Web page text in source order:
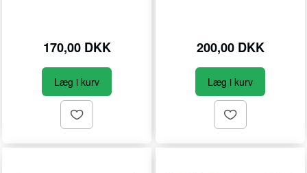
170,00 DKK
Læg i kurv
200,00 DKK
Læg i kurv